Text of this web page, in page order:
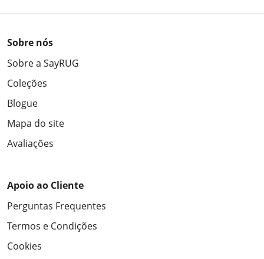
Sobre nós
Sobre a SayRUG
Coleções
Blogue
Mapa do site
Avaliações
Apoio ao Cliente
Perguntas Frequentes
Termos e Condições
Cookies